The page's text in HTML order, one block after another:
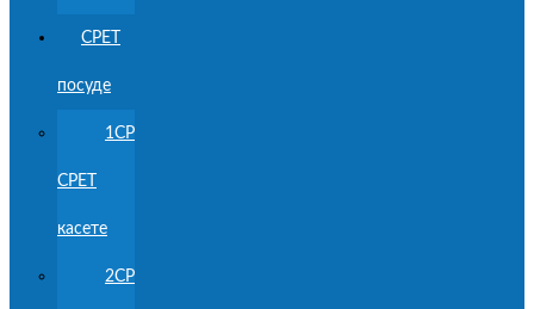
CPET
посуде
1CP
CPET
касете
2CP